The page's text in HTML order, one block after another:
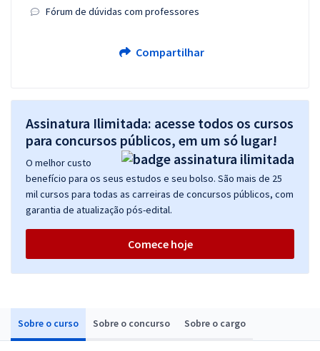
Sobre o curso Sobre o concurso Sobre o cargo
Fórum de dúvidas com professores
Compartilhar
Assinatura Ilimitada: acesse todos os cursos
para concursos públicos, em um só lugar!
O melhor custo
benefício para os seus estudos e seu bolso. São mais de 25
mil cursos para todas as carreiras de concursos públicos, com
garantia de atualização pós-edital.
Comece hoje